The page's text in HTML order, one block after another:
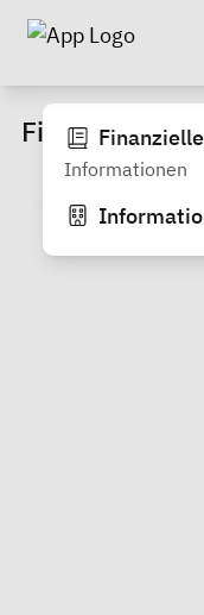
Finanzielles
Informationen